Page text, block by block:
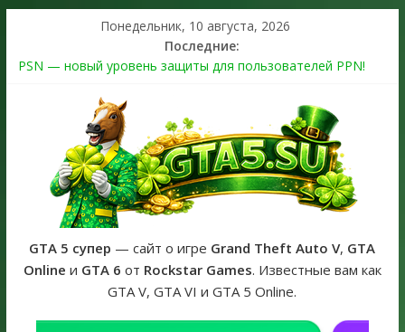
Понедельник, 10 августа, 2026
Последние:
PSN — новый уровень защиты для пользователей PPN!
The Kortz Center Heist выйдет в GTA Online уже 14 июля
Регистрация в Rockstar Games Social Club ошибка #1.500.7:
как зарегистрировать аккаунт и войти без проблем в 2026
Получайте особые награды в GTA Online по программе
Fine Art Collector
GTA 6 официальная обложка игры и Предзаказ Grand Theft
Auto VI
GTA 5 супер — сайт о игре Grand Theft Auto V, GTA
Online и GTA 6 от Rockstar Games. Известные вам как
GTA V, GTA VI и GTA 5 Online.